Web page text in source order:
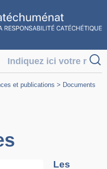
et publications > Documents
Les